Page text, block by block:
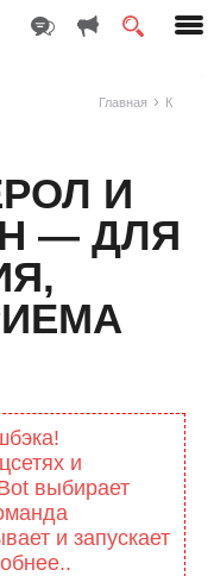
Главная К
И
— ДЛЯ
и
выбирает
и запускает